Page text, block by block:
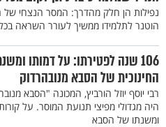
נפילות הן חלק מהדרך: המסר הנצחי של
הוטנר לתלמידו ממשיך לעורר השראה
106 שנה לפטירתו: על דמותו
החינוכית של הסבא מנובהרדוק
רבי יוסף יוזל הורביץ, המכונה "הסבא
היה מגדולי מפיצי תנועת המוסר. על
ומשנתו של הסבא